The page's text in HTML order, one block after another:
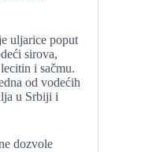
uljarice poput
sirova,
i sačmu.
od vodećih
u Srbiji i
dozvole